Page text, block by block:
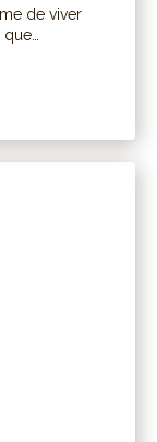
de viver